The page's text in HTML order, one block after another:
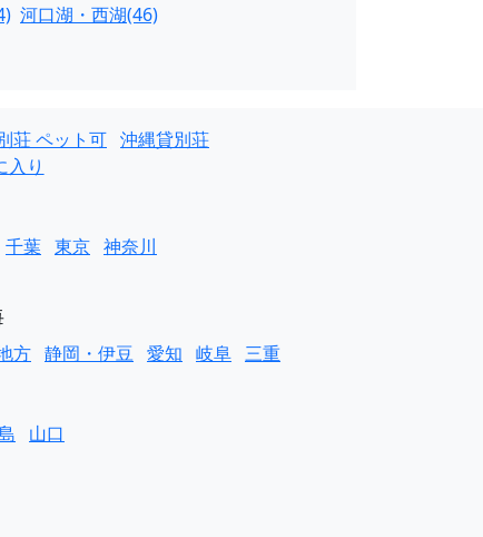
河口湖・西湖(46)
荘 ペット可 沖縄貸別荘
入り
千葉 東京 神奈川
方 静岡・伊豆 愛知 岐阜 三重
山口